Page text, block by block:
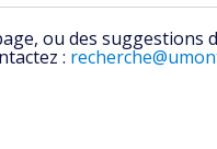
ou des suggestions
: